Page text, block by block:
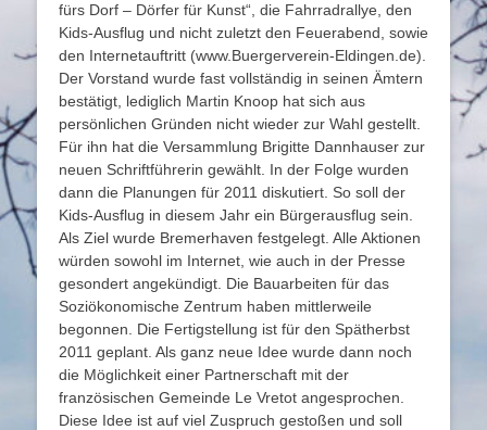
fürs Dorf – Dörfer für Kunst“, die Fahrradrallye, den
Kids-Ausflug und nicht zuletzt den Feuerabend, sowie
den Internetauftritt (www.Buergerverein-Eldingen.de).
Der Vorstand wurde fast vollständig in seinen Ämtern
bestätigt, lediglich Martin Knoop hat sich aus
persönlichen Gründen nicht wieder zur Wahl gestellt.
Für ihn hat die Versammlung Brigitte Dannhauser zur
neuen Schriftführerin gewählt. In der Folge wurden
dann die Planungen für 2011 diskutiert. So soll der
Kids-Ausflug in diesem Jahr ein Bürgerausflug sein.
Als Ziel wurde Bremerhaven festgelegt. Alle Aktionen
würden sowohl im Internet, wie auch in der Presse
gesondert angekündigt. Die Bauarbeiten für das
Soziökonomische Zentrum haben mittlerweile
begonnen. Die Fertigstellung ist für den Spätherbst
2011 geplant. Als ganz neue Idee wurde dann noch
die Möglichkeit einer Partnerschaft mit der
französischen Gemeinde Le Vretot angesprochen.
Diese Idee ist auf viel Zuspruch gestoßen und soll